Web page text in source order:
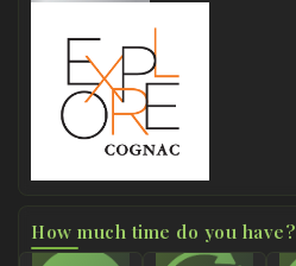
How much time do you have?